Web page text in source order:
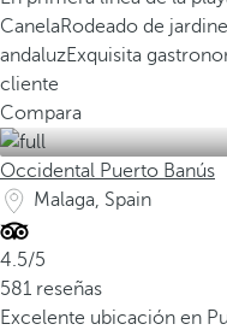
CanelaRodeado de
andaluzExquisita
cliente
Compara
Occidental Puerto Banús
Malaga, Spain
4.5/5
581 reseñas
Excelente ubicación en